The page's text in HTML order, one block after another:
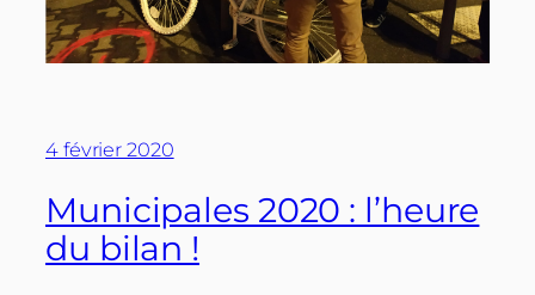
4 février 2020
Municipales 2020 : l’heure
du bilan !